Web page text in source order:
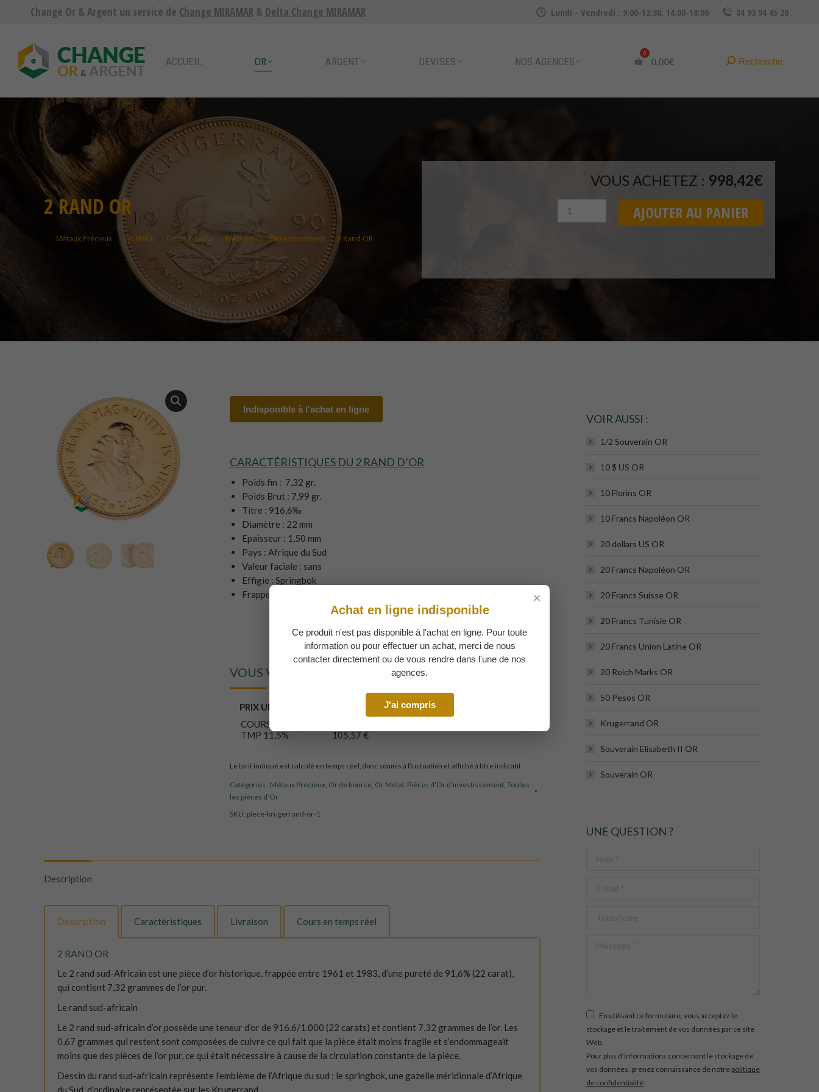
Change Or & Argent un service de Change MIRAMAR & Delta Change MIRAMAR Lundi - Vendredi : 9:00-12:30, 14:00-18:00 04 93 94 45 20
ACCUEIL OR ARGENT DEVISES NOS AGENCES 0,00€
Recherche
Recherche
2 RAND OR
Métaux Précieux Or Métal Or de bourse Pièces d'Or d'investissement 2 Rand OR
VOUS ACHETEZ : 998,42€
AJOUTER AU PANIER
Indisponible à l'achat en ligne
CARACTÉRISTIQUES DU 2 RAND D’OR
Poids fin : 7,32 gr.
Poids Brut : 7,99 gr.
Titre : 916,6‰
Diamètre : 22 mm
Epaisseur : 1,50 mm
Pays : Afrique du Sud
Valeur faciale : sans
Effigie : Springbok
Frappe : Depuis 1963
VOUS VENDEZ :
PRIX UNITAIRE
COURS
TMP 11,5%
105,57 €
Le tarif indiqué est calculé en temps réel, donc soumis à fluctuation et affiché à titre indicatif.
Catégories : Métaux Précieux, Or de bourse, Or Métal, Pièces d'Or d'investissement, Toutes
les pièces d’Or
SKU: piece-krugerrand-or-1
Description
Description Caractéristiques Livraison Cours en temps réel
2 RAND OR
Le 2 rand sud-Africain est une pièce d’or historique, frappée entre 1961 et 1983, d’une pureté de 91,6% (22 carat),
qui contient 7,32 grammes de l’or pur.
Le rand sud-africain
Le 2 rand sud-africain d’or possède une teneur d’or de 916,6/1.000 (22 carats) et contient 7,32 grammes de l’or. Les
0,67 grammes qui restent sont composées de cuivre ce qui fait que la pièce était moins fragile et s’endommageait
moins que des pièces de l’or pur, ce qui était nécessaire à cause de la circulation constante de la pièce.
Dessin du rand sud-africain représente l’emblème de l’Afrique du sud : le springbok, une gazelle méridionale d’Afrique
du Sud, d’ordinaire représentée sur les Krugerrand.
VOIR AUSSI :
1/2 Souverain OR
10 $ US OR
10 Florins OR
10 Francs Napoléon OR
20 dollars US OR
20 Francs Napoléon OR
20 Francs Suisse OR
20 Francs Tunisie OR
20 Francs Union Latine OR
20 Reich Marks OR
50 Pesos OR
Krugerrand OR
Souverain Elisabeth II OR
Souverain OR
UNE QUESTION ?
Nom *
E-mail *
Téléphone
Message *
En utilisant ce formulaire, vous acceptez le
stockage et le traitement de vos données par ce site
Web.
Pour plus d'informations concernant le stockage de
vos données, prenez connaissance de notre politique
de confidentialité.
ACCUEIL OR ARGENT NOS AGENCES €
Recherche